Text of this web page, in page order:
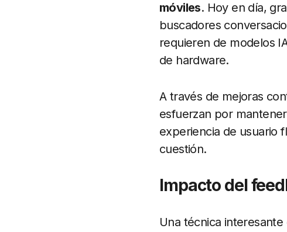
móviles. Hoy en día,
buscadores
requieren de modelos
de hardware.
A través de mejoras
esfuerzan por
experiencia de usuario
cuestión.
Impacto del
Una técnica